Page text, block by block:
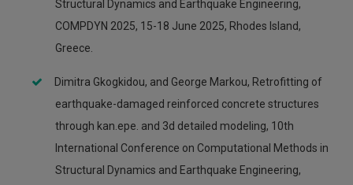
Structural Dynamics and Earthquake Engineering,
COMPDYN 2025, 15-18 June 2025, Rhodes Island,
Greece.
Dimitra Gkogkidou, and George Markou, Retrofitting of
earthquake-damaged reinforced concrete structures
through kan.epe. and 3d detailed modeling, 10th
International Conference on Computational Methods in
Structural Dynamics and Earthquake Engineering,